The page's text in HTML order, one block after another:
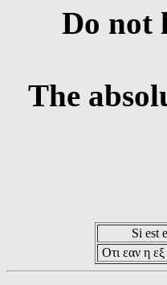
Do not
The
Si est
Οτι εαν η